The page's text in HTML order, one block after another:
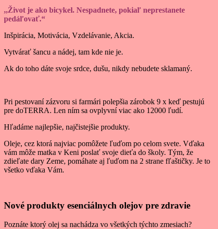
,,Život je ako bicykel. Nespadnete, pokiaľ neprestanete
pedáľovať.“
Inšpirácia, Motivácia, Vzdelávanie, Akcia.
Vytvárať šancu a nádej, tam kde nie je.
Ak do toho dáte svoje srdce, dušu, nikdy nebudete sklamaný.
Pri pestovaní zázvoru si farmári polepšia zárobok 9 x keď pestujú
pre doTERRA. Len ním sa ovplyvní viac ako 12000 ľudí.
Hľadáme najlepšie, najčistejšie produkty.
Oleje, cez ktorá najviac pomôžete ľuďom po celom svete. Vďaka
vám môže matka v Keni poslať svoje dieťa do školy. Tým, že
zdieľate dary Zeme, pomáhate aj ľuďom na 2 strane fľaštičky. Je to
všetko vďaka Vám.
Nové produkty esenciálnych olejov pre zdravie
Poznáte ktorý olej sa nachádza vo všetkých týchto zmesiach?